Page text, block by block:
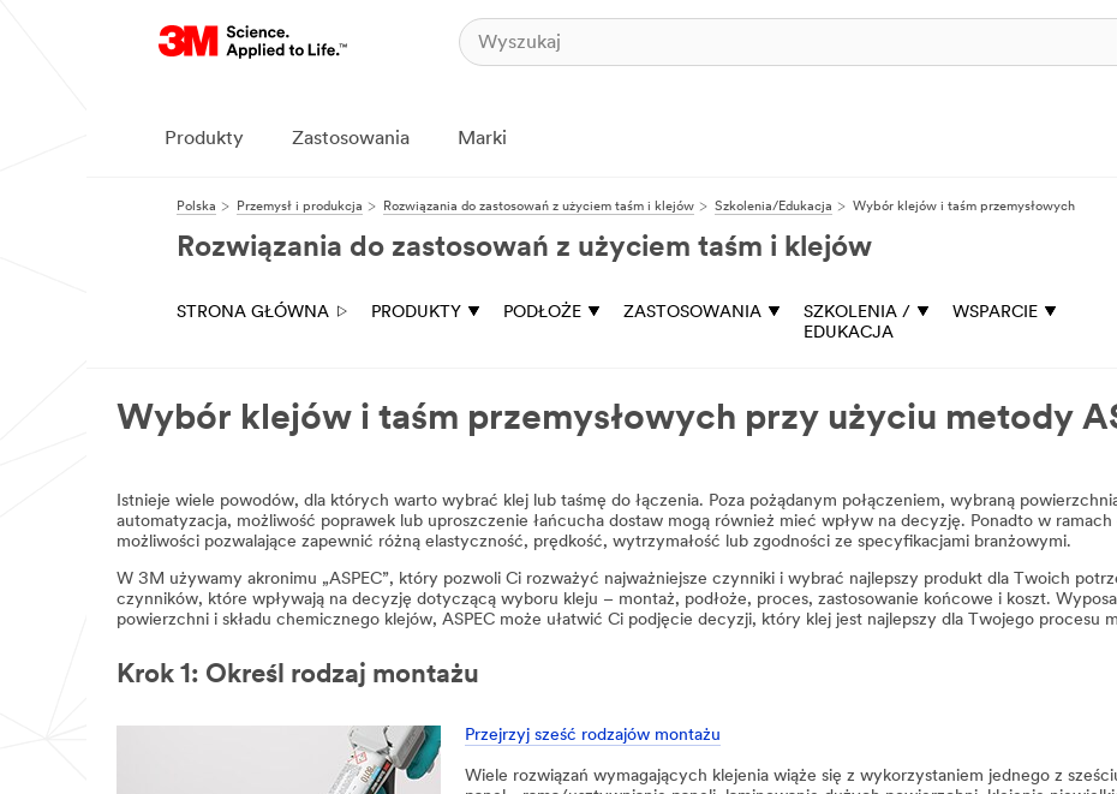
Produkty Zastosowania Marki
Polska Przemysł i produkcja Rozwiązania do zastosowań z użyciem taśm i klejów Szkolenia/Edukacja Wybór klejów i taśm przemysłowych
Rozwiązania do zastosowań z użyciem taśm i klejów
STRONA GŁÓWNA PRODUKTY PODŁOŻE ZASTOSOWANIA
SZKOLENIA /
EDUKACJA
WSPARCIE
Wybór klejów i taśm przemysłowych przy użyciu metody
Istnieje wiele powodów, dla których warto wybrać klej lub taśmę do łączenia. Poza pożądanym połączeniem, wybraną
automatyzacja, możliwość poprawek lub uproszczenie łańcucha dostaw mogą również mieć wpływ na decyzję. Ponadto w
możliwości pozwalające zapewnić różną elastyczność, prędkość, wytrzymałość lub zgodności ze specyfikacjami branżowymi.
W 3M używamy akronimu „ASPEC”, który pozwoli Ci rozważyć najważniejsze czynniki i wybrać najlepszy produkt dla Twoich
czynników, które wpływają na decyzję dotyczącą wyboru kleju – montaż, podłoże, proces, zastosowanie końcowe i koszt.
powierzchni i składu chemicznego klejów, ASPEC może ułatwić Ci podjęcie decyzji, który klej jest najlepszy dla Twojego procesu
Krok 1: Określ rodzaj montażu
Przejrzyj sześć rodzajów montażu
Wiele rozwiązań wymagających klejenia wiąże się z wykorzystaniem jednego z